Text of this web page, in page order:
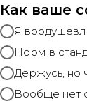
Как ваше
Я
Норм в
Держусь, но
Вообще нет